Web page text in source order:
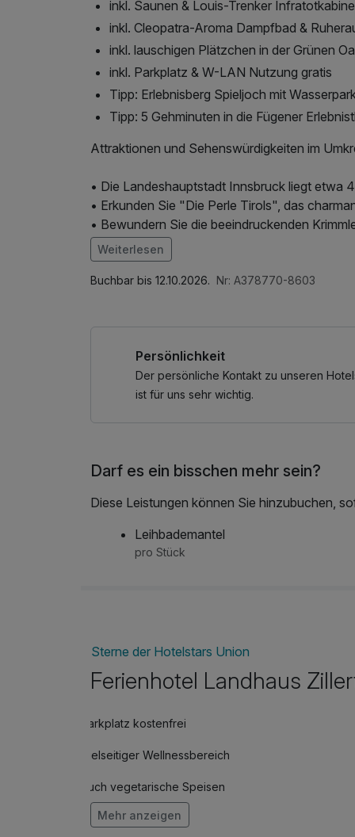
inkl. Saunen & Louis-Trenker Infratotkabine
inkl. Cleopatra-Aroma Dampfbad &
inkl. lauschigen Plätzchen in der Grünen
inkl. Parkplatz & W-LAN Nutzung gratis
Tipp: Erlebnisberg Spieljoch mit
Tipp: 5 Gehminuten in die Fügener
Attraktionen und Sehenswürdigkeiten im
• Die Landeshauptstadt Innsbruck liegt etwa
• Erkunden Sie "Die Perle Tirols", das
• Bewundern Sie die beeindruckenden
• Besuchen Sie die Glasstadt Rattenberg.
• Unternehmen Sie eine Dampferrundfahrt
erkunden Sie die Speicher-Stauseen.
Im Angebot enthalten
Saunabenutzung, Saunatuch, Parkplatz,
Weiterlesen
Buchbar bis 12.10.2026. Nr: A378770-8603
Persönlichkeit
Der persönliche Kontakt zu unseren
ist für uns sehr wichtig.
Darf es ein bisschen mehr sein?
Diese Leistungen können Sie hinzubuchen,
Leihbademantel
pro Stück
Sterne der Hotelstars Union
Ferienhotel Landhaus
Parkplatz kostenfrei
Vielseitiger Wellnessbereich
Auch vegetarische Speisen
Mit Hotelbar
Mehr anzeigen